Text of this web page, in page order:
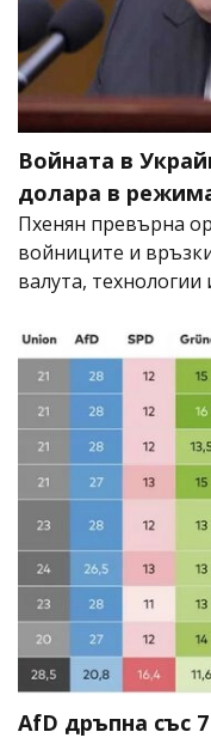
Войната в
долара в
Пхенян превърна
войниците и
валута,
AfD дръпна със